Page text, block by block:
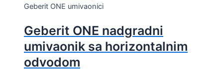
Geberit ONE umivaonici
Geberit ONE nadgradni
umivaonik sa horizontalnim
odvodom